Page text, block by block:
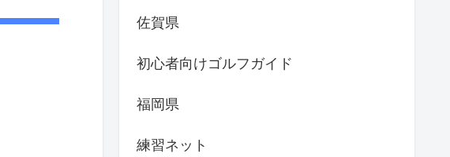
佐賀県
初心者向けゴルフガイド
福岡県
練習ネット